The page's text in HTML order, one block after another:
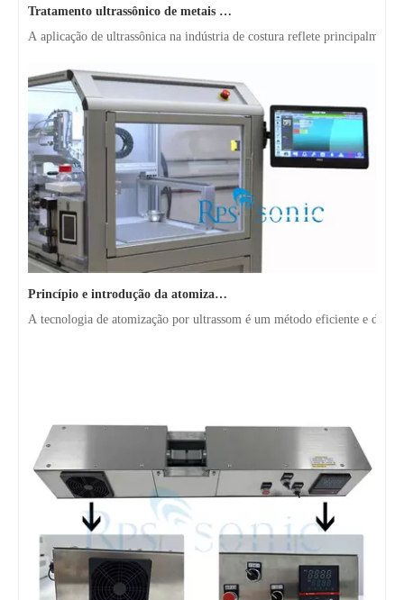
A aplicação de ultrassônica na indústria de costura reflete
Princípio e introdução da atomização ultrassônica de metal
A tecnologia de atomização por ultrassom é um método eficiente e de